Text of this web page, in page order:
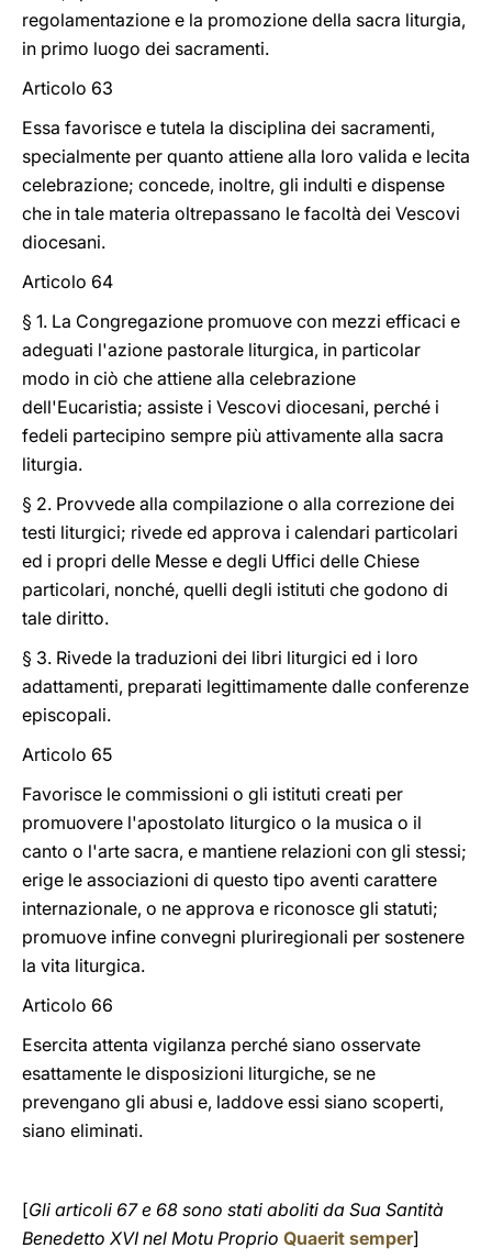
regolamentazione e la promozione della sacra liturgia,
in primo luogo dei sacramenti.
Articolo 63
Essa favorisce e tutela la disciplina dei sacramenti,
specialmente per quanto attiene alla loro valida e lecita
celebrazione; concede, inoltre, gli indulti e dispense
che in tale materia oltrepassano le facoltà dei Vescovi
diocesani.
Articolo 64
§ 1. La Congregazione promuove con mezzi efficaci e
adeguati l'azione pastorale liturgica, in particolar
modo in ciò che attiene alla celebrazione
dell'Eucaristia; assiste i Vescovi diocesani, perché i
fedeli partecipino sempre più attivamente alla sacra
liturgia.
§ 2. Provvede alla compilazione o alla correzione dei
testi liturgici; rivede ed approva i calendari particolari
ed i propri delle Messe e degli Uffici delle Chiese
particolari, nonché, quelli degli istituti che godono di
tale diritto.
§ 3. Rivede la traduzioni dei libri liturgici ed i loro
adattamenti, preparati legittimamente dalle conferenze
episcopali.
Articolo 65
Favorisce le commissioni o gli istituti creati per
promuovere l'apostolato liturgico o la musica o il
canto o l'arte sacra, e mantiene relazioni con gli stessi;
erige le associazioni di questo tipo aventi carattere
internazionale, o ne approva e riconosce gli statuti;
promuove infine convegni pluriregionali per sostenere
la vita liturgica.
Articolo 66
Esercita attenta vigilanza perché siano osservate
esattamente le disposizioni liturgiche, se ne
prevengano gli abusi e, laddove essi siano scoperti,
siano eliminati.
[Gli articoli 67 e 68 sono stati aboliti da Sua Santità
Benedetto XVI nel Motu Proprio Quaerit semper]